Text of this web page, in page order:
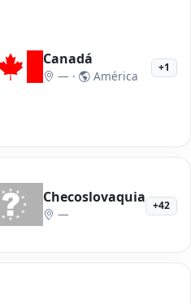
Canadá
— · América
+1
Checoslovaquia
—
+42